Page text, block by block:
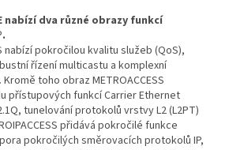
nabízí dva různé obrazy funkcí
nabízí pokročilou kvalitu služeb (QoS),
řízení multicastu a komplexní
toho obraz METROACCESS
přístupových funkcí Carrier Ethernet
tunelování protokolů vrstvy L2 (L2PT)
přidává pokročilé funkce
pokročilých směrovacích protokolů IP,